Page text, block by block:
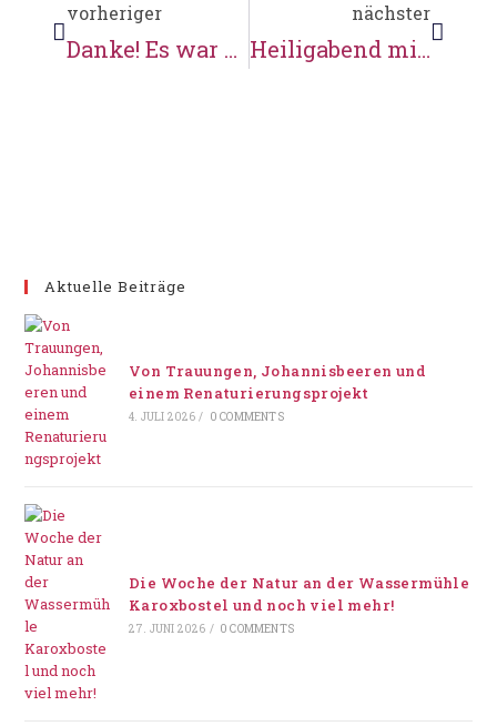
vorheriger
Danke! Es war wunderschön!
nächster
Heiligabend mit dem Mühlenchor
Aktuelle Beiträge
Von Trauungen, Johannisbeeren und
einem Renaturierungsprojekt
4. JULI 2026 / 0 COMMENTS
Die Woche der Natur an der Wassermühle
Karoxbostel und noch viel mehr!
27. JUNI 2026 / 0 COMMENTS